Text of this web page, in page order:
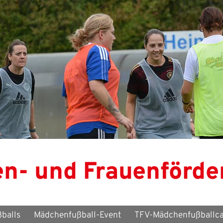
und
Mädchenfußball-Event TFV-